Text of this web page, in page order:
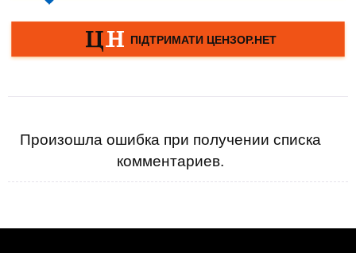
Произошла ошибка при получении списка
комментариев.